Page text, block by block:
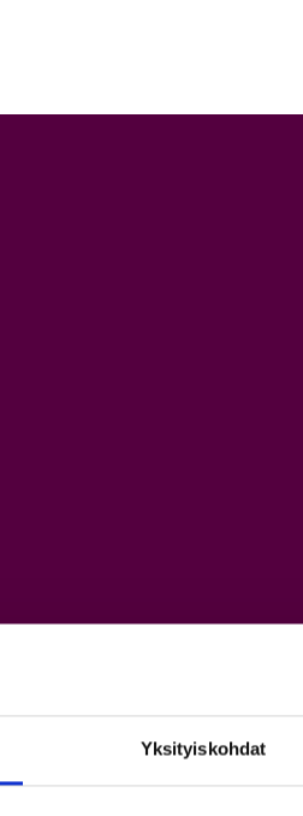
Yksityiskohdat